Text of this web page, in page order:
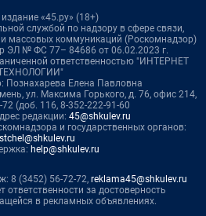
«45.ру» (18+)
службой по надзору в сфере связи,
массовых коммуникаций (Роскомнадзор)
ЭЛ № ФС 77– 84686 от 06.02.2023 г.
ответственностью "ИНТЕРНЕТ
Познахарева Елена Павловна
ул. Максима Горького, д. 76, офис 214,
(доб. 116, 8-352-222-91-60
редакции: 45@shkulev.ru
и государственных органов:
help@shkulev.ru
8 (3452) 56-72-72, reklama45@shkulev.ru
ответственности за достоверность
в рекламных объявлениях.